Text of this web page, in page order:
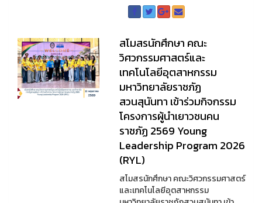
สโมสรนักศึกษา คณะ
วิศวกรรมศาสตร์และ
เทคโนโลยีอุตสาหกรรม
มหาวิทยาลัยราชภัฏ
สวนสุนันทา เข้าร่วมกิจกรรม
โครงการผู้นำเยาวชนคน
ราชภัฏ 2569 Young
Leadership Program 2026
(RYL)
สโมสรนักศึกษา คณะวิศวกรรมศาสตร์
และเทคโนโลยีอุตสาหกรรม